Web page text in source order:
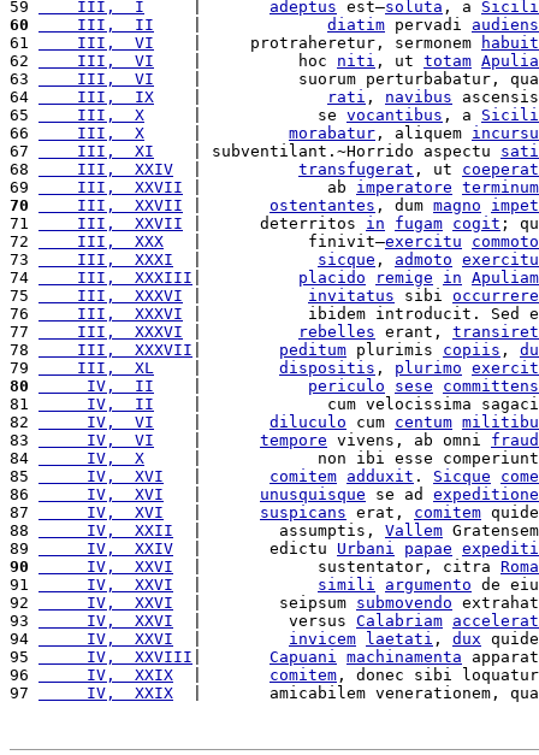
59
    III,  I
adeptus est—soluta , a
60
    III,  II
diatim pervadi audiens
61
    III,  VI
    |     protraheretur, sermonem
habuit
62
    III,  VI
    |          hoc
niti , ut totam
63
    III,  VI
|          suorum perturbabatur,
64
    III,  IX
rati , navibus
65
    III,  X
     |            se
vocantibus , a
66
    III,  X
morabatur , aliquem
67
    III,  XI
    | subventilant.~Horrido aspectu
68
    III,  XXIV
transfugerat , ut coeperat
69
    III,  XXVII
|             ab imperatore terminum
70
    III,  XXVII
ostentantes , dum magno
71
    III,  XXVII
|      deterritos in fugam cogit ;
72
    III,  XXX
   |           finivit—
exercitu
commoto
73
    III,  XXXI
sicque , admoto exercitu
74
    III,  XXXIII
placido remige in Apuliam
75
    III,  XXXVI
invitatus sibi occurrere
76
    III,  XXXVI
|           ibidem introducit. Sed
77
    III,  XXXVI
rebelles erant, transiret
78
    III,  XXXVII
peditum plurimis copiis ,
79
    III,  XL
dispositis , plurimo
80
     IV,  II
periculo sese
committens
81
     IV,  II
|             cum velocissima
82
     IV,  VI
diluculo cum centum
83
     IV,  VI
tempore vivens, ab omni
84
     IV,  X
|            non ibi esse
85
     IV,  XVI
comitem adduxit . Sicque
86
     IV,  XVI
unusquisque se ad
87
     IV,  XVI
suspicans erat, comitem
88
     IV,  XXII
  |        assumptis,
Vallem
89
     IV,  XXIV
  |       edictu
Urbani papae
90
     IV,  XXVI
  |            sustentator, citra
91
     IV,  XXVI
simili argumento de
92
     IV,  XXVI
  |        seipsum
submovendo
93
     IV,  XXVI
  |         versus
Calabriam accelerat
94
     IV,  XXVI
invicem laetati , dux
95
     IV,  XXVIII
Capuani machinamenta
96
     IV,  XXIX
comitem , donec sibi
97
     IV,  XXIX
|       amicabilem venerationem,